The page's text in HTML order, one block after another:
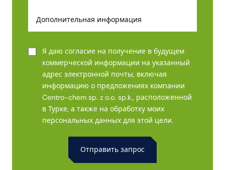
Я даю согласие на получение в будущем
коммерческой информации на указанный
адрес электронной почты, включая
информацию о предложениях компании
Centro-chem sp. z o.o. sp.k., расположенной
в Турке, а также на обработку моих
персональных данных для этой цели.